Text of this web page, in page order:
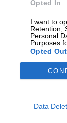
Opted In
I want to
Retention,
Personal
Purposes
Opted Out
Data